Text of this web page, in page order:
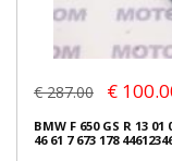
€ 287.00 €
BMW F 650 GS R 13
46 61 7 673 178